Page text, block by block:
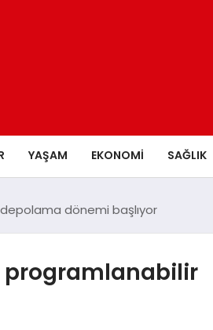
YAŞAM EKONOMI SAĞLIK
dönemi başlıyor
programlanabilir